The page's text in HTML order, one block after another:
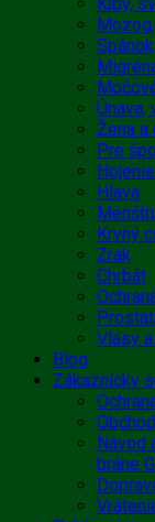
Spánok
Únava,
Žena a
Pre
Hlava
Krvný
Zrak
Chrbát
Vlasy
Blog
Zákaznícky
Návod
bráne